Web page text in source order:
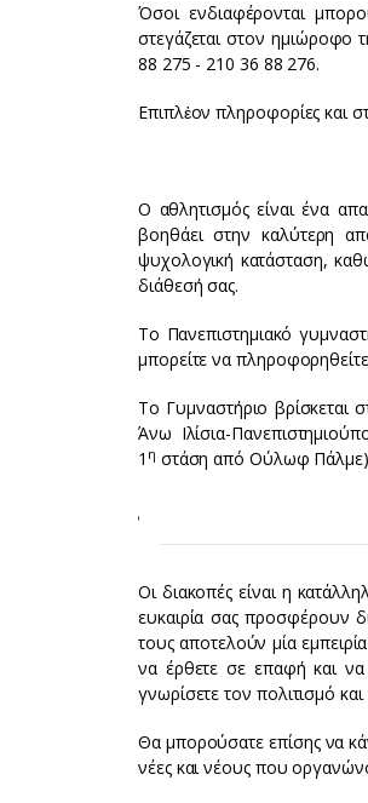
Όσοι ενδιαφέρονται
στεγάζεται στον ημιώροφο
88 275 - 210 36 88 276.
Επιπλἐον πληροφορίες και
Ο αθλητισμός είναι ένα
βοηθάει στην καλύτερη
ψυχολογική κατάσταση,
διάθεσή σας.
Το Πανεπιστημιακό
μπορείτε να πληροφορηθείτε
Το Γυμναστήριο
Άνω Ιλίσια-
1 η στάση από Ούλωφ
Οι διακοπές είναι η
ευκαιρία σας προσφέρουν
τους αποτελούν μία
να έρθετε σε επαφή και να
γνωρίσετε τον πολιτισμό
Θα μπορούσατε επίσης να
νέες και νέους που